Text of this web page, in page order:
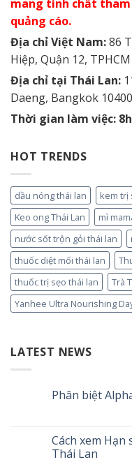
mang tính chất
quảng cáo.
Địa chỉ Việt Nam:86
Hiệp, Quận 12, TPHCM
Địa chỉ tại Thái Lan:
Daeng, Bangkok
Thời gian làm việc:
HOT TRENDS
dầu nóng thái lan kem trị
Keo ong Thái Lan
mì
nước sốt trộn gỏi thái lan
thuốc diệt mối thái lan
thuốc trị sẹo thái lan
Trà
Yanhee Ultra Nourishing
LATEST NEWS
Phân biệt
Cách xem
Thái Lan